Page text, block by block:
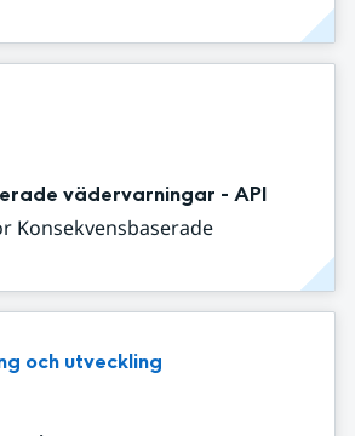
vädervarningar - API
Konsekvensbaserade
och utveckling